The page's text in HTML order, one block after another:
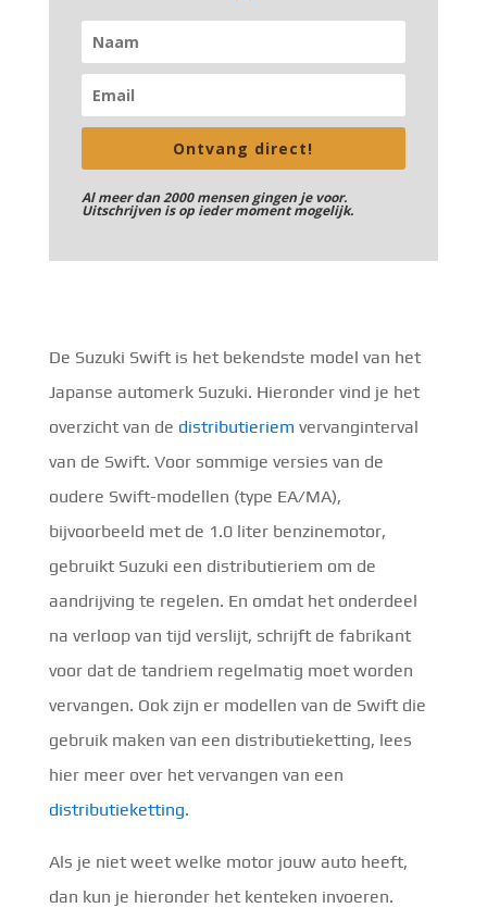
Ontvang direct!
Al meer dan 2000 mensen gingen je voor.
Uitschrijven is op ieder moment mogelijk.
De Suzuki Swift is het bekendste model van het
Japanse automerk Suzuki. Hieronder vind je het
overzicht van de distributieriem vervanginterval
van de Swift. Voor sommige versies van de
oudere Swift-modellen (type EA/MA),
bijvoorbeeld met de 1.0 liter benzinemotor,
gebruikt Suzuki een distributieriem om de
aandrijving te regelen. En omdat het onderdeel
na verloop van tijd verslijt, schrijft de fabrikant
voor dat de tandriem regelmatig moet worden
vervangen. Ook zijn er modellen van de Swift die
gebruik maken van een distributieketting, lees
hier meer over het vervangen van een
distributieketting.
Als je niet weet welke motor jouw auto heeft,
dan kun je hieronder het kenteken invoeren.